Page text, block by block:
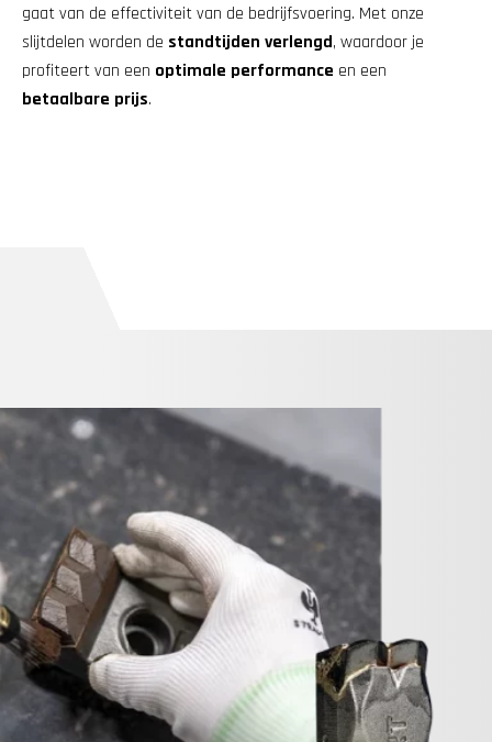
gaat van de effectiviteit van de bedrijfsvoering. Met onze
slijtdelen worden de standtijden verlengd, waardoor je
profiteert van een optimale performance en een
betaalbare prijs.